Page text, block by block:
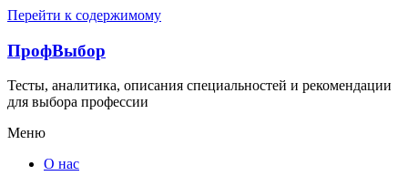
Перейти к содержимому
ПрофВыбор
Тесты, аналитика, описания специальностей и рекомендации
для выбора профессии
Меню
О нас